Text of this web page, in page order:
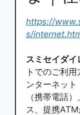
https://
s/
スミセイダイ
トでのご利
ンターネット
（携帯電話
ス、提携